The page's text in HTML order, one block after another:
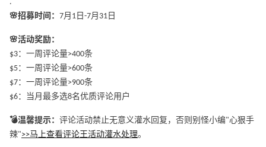
.
🌸招募时间： 7月1日-7月31日
🌸活动奖励：
$3：一周评论量>400条
$5：一周评论量>600条
$7：一周评论量>900条
$6：当月最多选8名优质评论用户
💣温馨提示： 评论活动禁止无意义灌水回复，否则别怪小编"心狠手
辣">>马上查看评论王活动灌水处理。